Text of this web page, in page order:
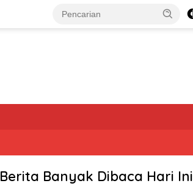
Berita Banyak Dibaca Hari Ini